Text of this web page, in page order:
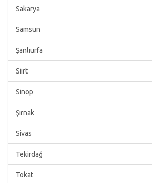
Sakarya
Samsun
Şanlıurfa
Siirt
Sinop
Şırnak
Sivas
Tekirdağ
Tokat